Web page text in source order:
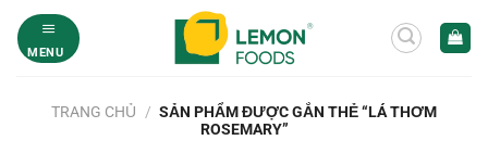
qua
MENU
TRANG CHỦ / SẢN PHẨM ĐƯỢC GẮN THẺ “LÁ THƠM
ROSEMARY”